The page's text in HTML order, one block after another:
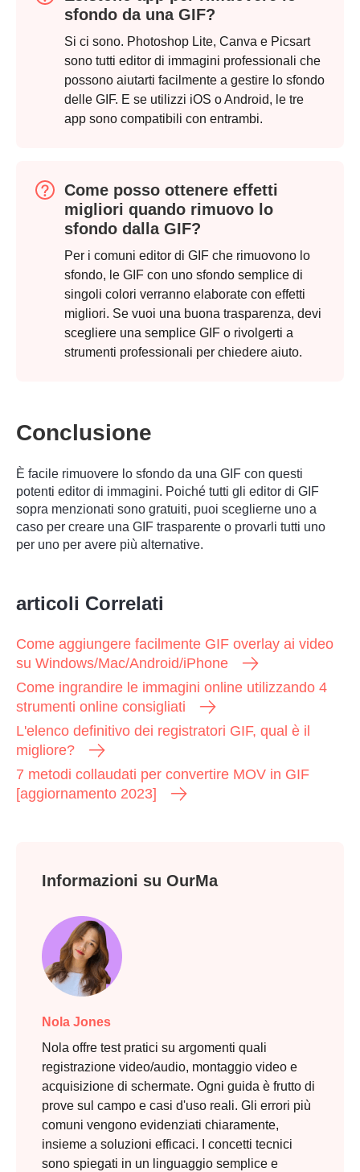
sfondo da una GIF?
Si ci sono. Photoshop Lite, Canva e Picsart
sono tutti editor di immagini professionali che
possono aiutarti facilmente a gestire lo sfondo
delle GIF. E se utilizzi iOS o Android, le tre
app sono compatibili con entrambi.
Come posso ottenere effetti
migliori quando rimuovo lo
sfondo dalla GIF?
Per i comuni editor di GIF che rimuovono lo
sfondo, le GIF con uno sfondo semplice di
singoli colori verranno elaborate con effetti
migliori. Se vuoi una buona trasparenza, devi
scegliere una semplice GIF o rivolgerti a
strumenti professionali per chiedere aiuto.
Conclusione
È facile rimuovere lo sfondo da una GIF con questi
potenti editor di immagini. Poiché tutti gli editor di GIF
sopra menzionati sono gratuiti, puoi sceglierne uno a
caso per creare una GIF trasparente o provarli tutti uno
per uno per avere più alternative.
articoli Correlati
Come aggiungere facilmente GIF overlay ai video
su Windows/Mac/Android/iPhone
Come ingrandire le immagini online utilizzando 4
strumenti online consigliati
L'elenco definitivo dei registratori GIF, qual è il
migliore?
7 metodi collaudati per convertire MOV in GIF
[aggiornamento 2023]
Informazioni su OurMa
Nola Jones
Nola offre test pratici su argomenti quali
registrazione video/audio, montaggio video e
acquisizione di schermate. Ogni guida è frutto di
prove sul campo e casi d'uso reali. Gli errori più
comuni vengono evidenziati chiaramente,
insieme a soluzioni efficaci. I concetti tecnici
sono spiegati in un linguaggio semplice e